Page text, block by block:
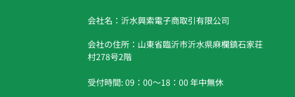
会社名：沂水興索電子商取引有限公司
会社の住所：山東省臨沂市沂水県麻欄鎮石家荘
村278号2階
受付時間: 09：00〜18：00 年中無休